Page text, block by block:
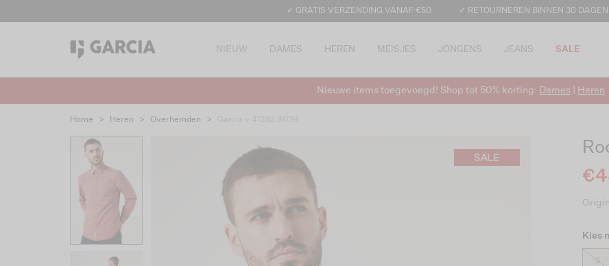
✓ GRATIS VERZENDING VANAF €50 ✓ RETOURNEREN BINNEN 30 DAGEN
NIEUW DAMES HEREN MEISJES JONGENS JEANS SALE
Nieuwe items toegevoegd! Shop tot 50% korting: Dames Heren
Home > Heren > Overhemden >
Kies